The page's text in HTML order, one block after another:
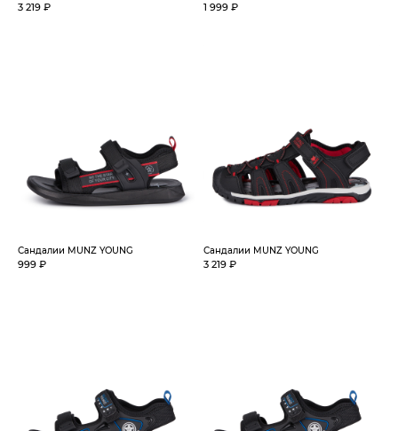
3 219 ₽ 1 999 ₽
Сандалии MUNZ YOUNG
999 ₽
Сандалии MUNZ YOUNG
3 219 ₽